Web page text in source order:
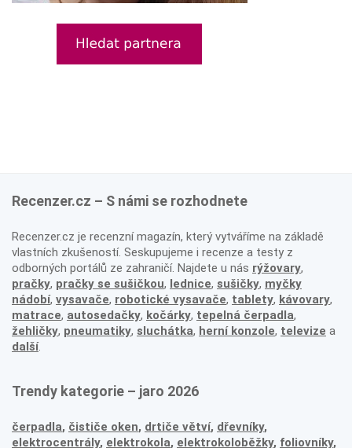
Recenzer.cz – S námi se rozhodnete
Recenzer.cz je recenzní magazín, který vytváříme na základě
vlastních zkušeností. Seskupujeme i recenze a testy z
odborných portálů ze zahraničí. Najdete u nás rýžovary,
pračky, pračky se sušičkou, lednice, sušičky, myčky
nádobí, vysavače, robotické vysavače, tablety, kávovary,
matrace, autosedačky, kočárky, tepelná čerpadla,
žehličky, pneumatiky, sluchátka, herní konzole, televize a
další.
Trendy kategorie – jaro 2026
čerpadla, čističe oken, drtiče větví, dřevníky,
elektrocentrály, elektrokola, elektrokoloběžky, foliovníky,